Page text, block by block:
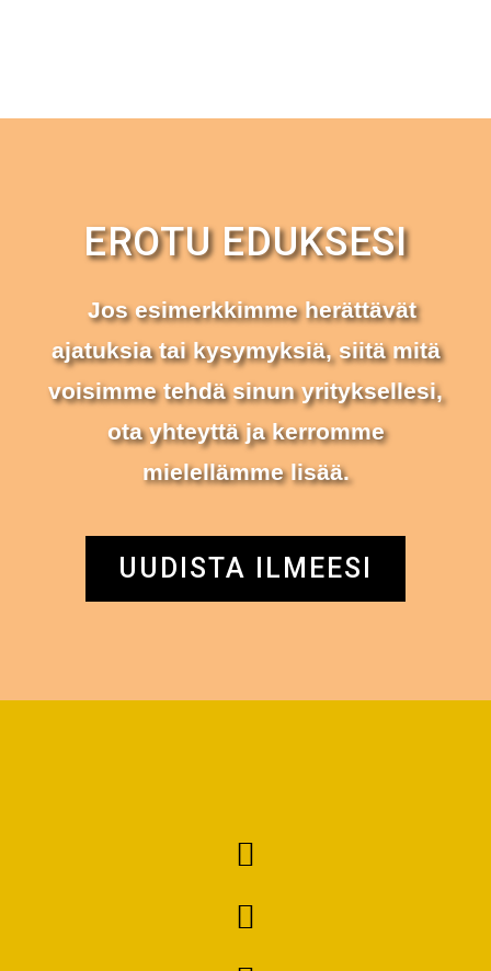
EROTU EDUKSESI
Jos esimerkkimme herättävät
ajatuksia tai kysymyksiä, siitä mitä
voisimme tehdä sinun yrityksellesi,
ota yhteyttä ja kerromme
mielellämme lisää.
UUDISTA ILMEESI